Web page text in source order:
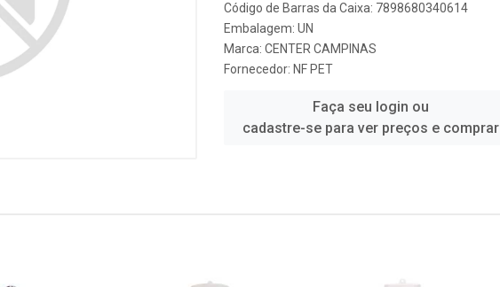
Código de Barras da Caixa: 7898680340614
Embalagem: UN
Marca: CENTER CAMPINAS
Fornecedor: NF PET
Faça seu login ou
cadastre-se para ver preços e comprar